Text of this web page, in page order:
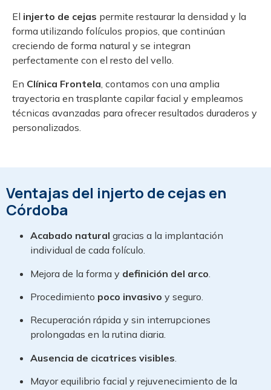
El injerto de cejas permite restaurar la densidad y la
forma utilizando folículos propios, que continúan
creciendo de forma natural y se integran
perfectamente con el resto del vello.
En Clínica Frontela , contamos con una amplia
trayectoria en trasplante capilar facial y empleamos
técnicas avanzadas para ofrecer resultados duraderos y
personalizados.
Ventajas del injerto de cejas en
Córdoba
Acabado natural gracias a la implantación
individual de cada folículo.
Mejora de la forma y definición del arco
Procedimiento poco invasivo y seguro.
Recuperación rápida y sin interrupciones
prolongadas en la rutina diaria.
Ausencia de cicatrices visibles
Mayor equilibrio facial y rejuvenecimiento de la